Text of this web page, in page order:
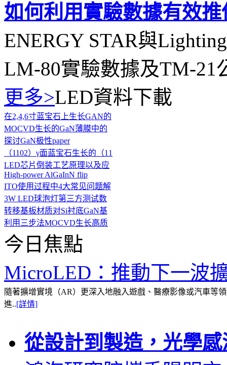
如何利用實驗數據有效
ENERGY STAR與
LM-80實驗數據及TM-21
更多>LED資料下載
在2,4,6寸蓝宝石上生长GAN的
MOCVD生长的GaN薄膜中的
探讨GaN极性paper
（1102）γ面蓝宝石生长的（11
LED芯片倒装工艺原理以及应
High-power AlGaInN flip
ITO使用过程中4大常见问题解
3W LED球泡灯第三方测试数
转移基板材质对Si衬底GaN基
利用三步法MOCVD生长高质
今日焦點
MicroLED：推動下一波
隨著擴增實境（AR）更深入地融入遊戲、醫療影像或汽車等
進..[詳情]
從設計到製造，光學